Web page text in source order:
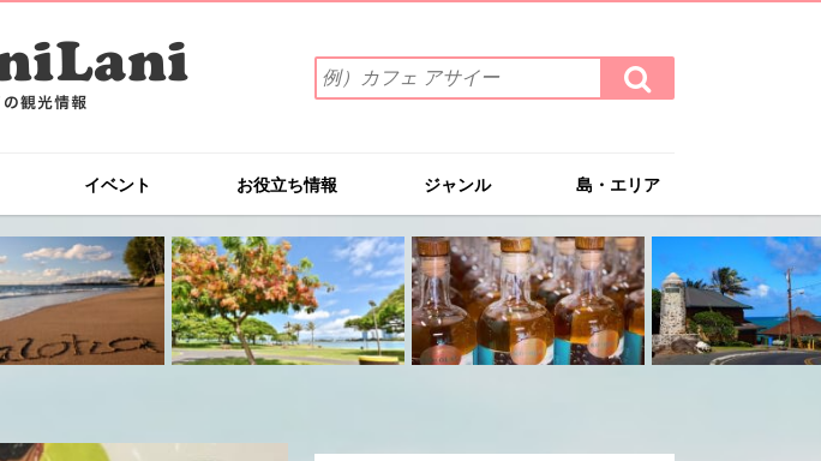
索
ワ
を
入
力
(例）
カ
フ
ェ
イ
検
索
す
イベント お役立ち情報 ジャンル 島・エリア